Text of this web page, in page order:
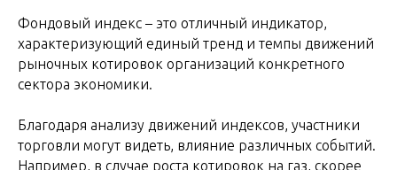
Фондовый индекс – это отличный индикатор,
характеризующий единый тренд и темпы движений
рыночных котировок организаций конкретного
сектора экономики.
Благодаря анализу движений индексов, участники
торговли могут видеть, влияние различных событий.
Например, в случае роста котировок на газ, скорее